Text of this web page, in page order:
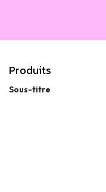
Produits
Sous-titre